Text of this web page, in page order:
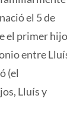
el 5 de
el primer
entre
(el
Lluís y